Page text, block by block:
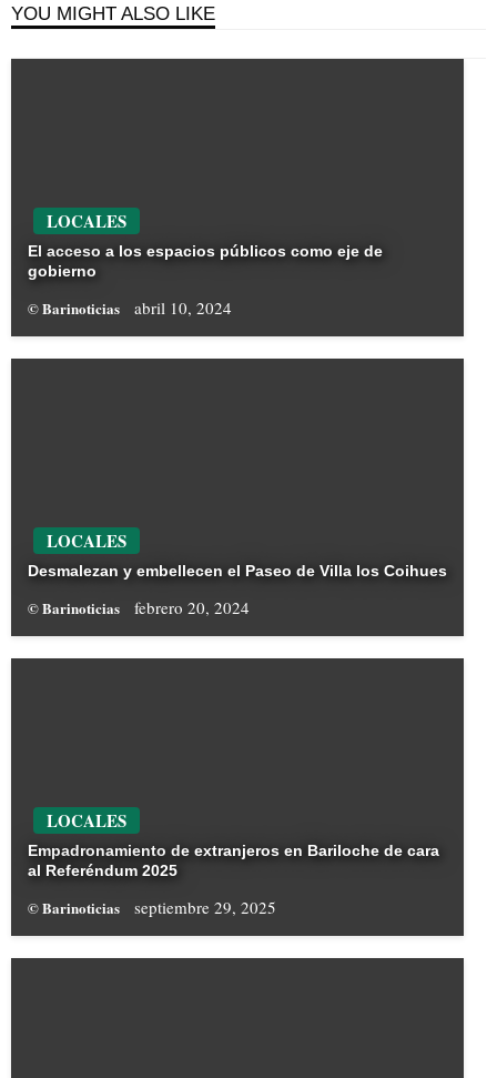
YOU MIGHT ALSO LIKE
LOCALES
El acceso a los espacios públicos como eje de
gobierno
© Barinoticias abril 10, 2024
LOCALES
Desmalezan y embellecen el Paseo de Villa los Coihues
© Barinoticias febrero 20, 2024
LOCALES
Empadronamiento de extranjeros en Bariloche de cara
al Referéndum 2025
© Barinoticias septiembre 29, 2025